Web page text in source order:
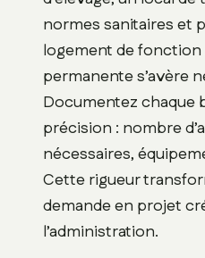
normes sanitaires et
logement de fonction
permanente s’avère
Documentez chaque
précision : nombre
nécessaires,
Cette rigueur
demande en projet
l’administration.